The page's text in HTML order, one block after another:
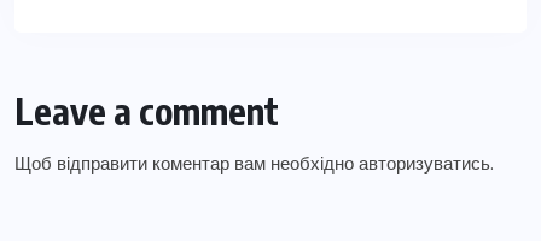
Leave a comment
Щоб відправити коментар вам необхідно авторизуватись.